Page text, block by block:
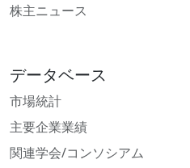
株主ニュース
データベース
市場統計
主要企業業績
関連学会/コンソシアム